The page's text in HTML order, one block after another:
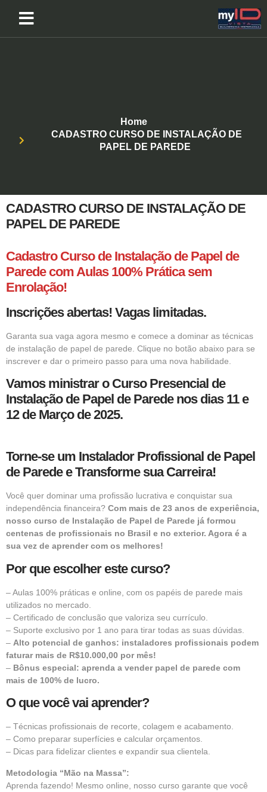
Home
CADASTRO CURSO DE INSTALAÇÃO DE
PAPEL DE PAREDE
CADASTRO CURSO DE INSTALAÇÃO DE
PAPEL DE PAREDE
Cadastro Curso de Instalação de Papel de
Parede com Aulas 100% Prática sem
Enrolação!
Inscrições abertas! Vagas limitadas.
Garanta sua vaga agora mesmo e comece a dominar as técnicas
de instalação de papel de parede. Clique no botão abaixo para se
inscrever e dar o primeiro passo para uma nova habilidade.
Vamos ministrar o Curso Presencial de
Instalação de Papel de Parede nos dias 11 e
12 de Março de 2025.
Torne-se um Instalador Profissional de Papel
de Parede e Transforme sua Carreira!
Você quer dominar uma profissão lucrativa e conquistar sua
independência financeira? Com mais de 23 anos de experiência,
nosso curso de Instalação de Papel de Parede já formou
centenas de profissionais no Brasil e no exterior. Agora é a
sua vez de aprender com os melhores!
Por que escolher este curso?
– Aulas 100% práticas e online, com os papéis de parede mais
utilizados no mercado.
– Certificado de conclusão que valoriza seu currículo.
– Suporte exclusivo por 1 ano para tirar todas as suas dúvidas.
– Alto potencial de ganhos: instaladores profissionais podem
faturar mais de R$10.000,00 por mês!
– Bônus especial: aprenda a vender papel de parede com
mais de 100% de lucro.
O que você vai aprender?
– Técnicas profissionais de recorte, colagem e acabamento.
– Como preparar superfícies e calcular orçamentos.
– Dicas para fidelizar clientes e expandir sua clientela.
Metodologia “Mão na Massa”:
Aprenda fazendo! Mesmo online, nosso curso garante que você